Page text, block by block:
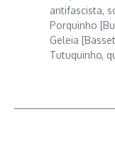
antifascista,
Porquinho
Geleia
Tutuquinho,